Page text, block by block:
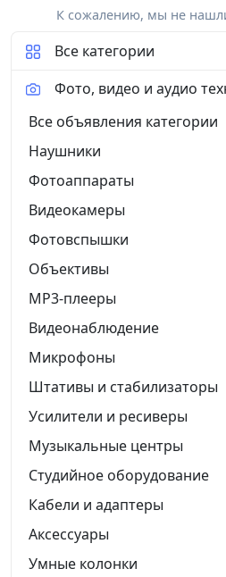
К сожалению, мы не
Все категории
Фото, видео и аудио
Все объявления категории
Наушники
Фотоаппараты
Видеокамеры
Фотовспышки
Объективы
MP3-плееры
Видеонаблюдение
Микрофоны
Штативы и стабилизаторы
Усилители и ресиверы
Музыкальные центры
Студийное оборудование
Кабели и адаптеры
Аксессуары
Умные колонки